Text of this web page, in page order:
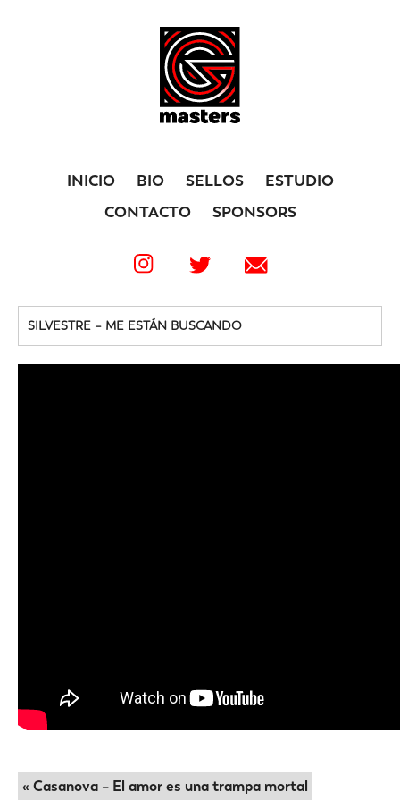
INICIO BIO SELLOS
ESTUDIO
CONTACTO
SPONSORS
SILVESTRE – ME ESTÁN BUSCANDO
« Casanova – El amor es una trampa mortal